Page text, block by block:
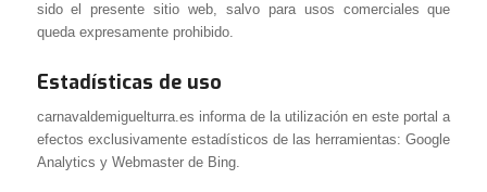
sido el presente sitio web, salvo para usos comerciales que
queda expresamente prohibido.
Estadísticas de uso
carnavaldemiguelturra.es informa de la utilización en este portal a
efectos exclusivamente estadísticos de las herramientas: Google
Analytics y Webmaster de Bing.